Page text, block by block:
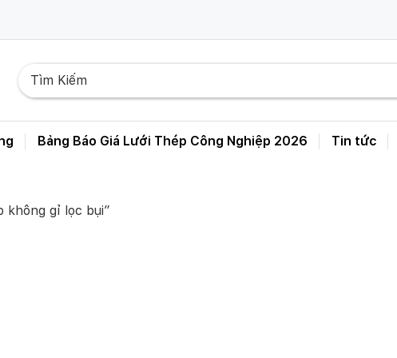
Bảng Báo Giá Lưới Thép Công Nghiệp 2026 Tin tức
không gỉ lọc bụi”